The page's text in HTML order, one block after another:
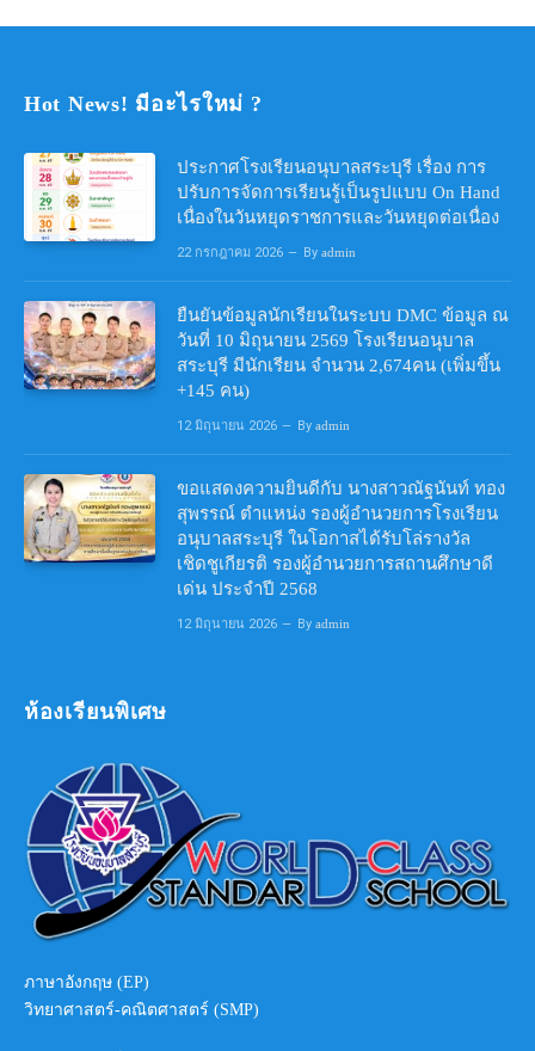
Hot News! มีอะไรใหม่ ?
ประกาศโรงเรียนอนุบาลสระบุรี เรื่อง การ
ปรับการจัดการเรียนรู้เป็นรูปแบบ On Hand
เนื่องในวันหยุดราชการและวันหยุดต่อเนื่อง
22 กรกฎาคม 2026 By admin
ยืนยันข้อมูลนักเรียนในระบบ DMC ข้อมูล ณ
วันที่ 10 มิถุนายน 2569 โรงเรียนอนุบาล
สระบุรี มีนักเรียน จำนวน 2,674คน (เพิ่มขึ้น
+145 คน)
12 มิถุนายน 2026 By admin
ขอแสดงความยินดีกับ นางสาวณัฐนันท์ ทอง
สุพรรณ์ ตำแหน่ง รองผู้อำนวยการโรงเรียน
อนุบาลสระบุรี ในโอกาสได้รับโล่รางวัล
เชิดชูเกียรติ รองผู้อำนวยการสถานศึกษาดี
เด่น ประจำปี 2568
12 มิถุนายน 2026 By admin
ห้องเรียนพิเศษ
ภาษาอังกฤษ (EP)
วิทยาศาสตร์-คณิตศาสตร์ (SMP)